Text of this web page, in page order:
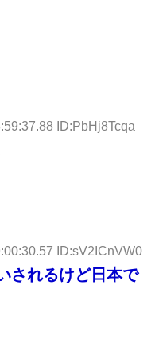
ID:PbHj8Tcqa
ID:sV2ICnVW0
されるけど日本で